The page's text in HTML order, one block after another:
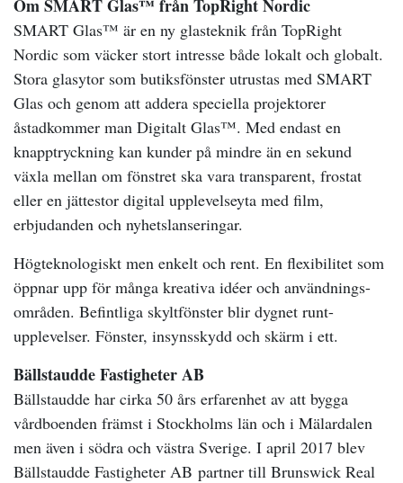
Om SMART Glas™ från TopRight Nordic
SMART Glas™ är en ny glasteknik från TopRight
Nordic som väcker stort intresse både lokalt och globalt.
Stora glasytor som butiksfönster utrustas med SMART
Glas och genom att addera speciella projektorer
åstadkommer man Digitalt Glas™. Med endast en
knapptryckning kan kunder på mindre än en sekund
växla mellan om fönstret ska vara transparent, frostat
eller en jättestor digital upplevelseyta med film,
erbjudanden och nyhetslanseringar.
Högteknologiskt men enkelt och rent. En flexibilitet som
öppnar upp för många kreativa idéer och användnings-
områden. Befintliga skyltfönster blir dygnet runt-
upplevelser. Fönster, insynsskydd och skärm i ett.
Bällstaudde Fastigheter AB
Bällstaudde har cirka 50 års erfarenhet av att bygga
vårdboenden främst i Stockholms län och i Mälardalen
men även i södra och västra Sverige. I april 2017 blev
Bällstaudde Fastigheter AB partner till Brunswick Real